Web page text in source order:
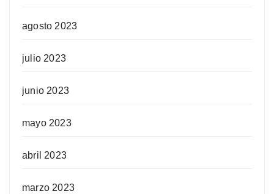
agosto 2023
julio 2023
junio 2023
mayo 2023
abril 2023
marzo 2023